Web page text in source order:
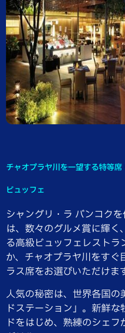
チャオプラヤ川を一望する特等
ビュッフェ
シャングリ・ラ バンコク
は、数々のグルメ賞に輝
る高級ビュッフェレストラ
か、チャオプラヤ川をす
ラス席をお選びいただけま
人気の秘密は、世界各国
ドステーション」。新鮮
ドをはじめ、熟練のシェ